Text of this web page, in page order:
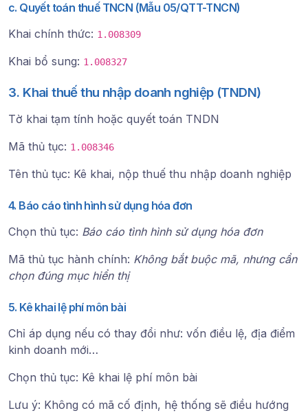
c. Quyết toán thuế TNCN (Mẫu 05/QTT-TNCN)
Khai chính thức: 1.008309
Khai bổ sung: 1.008327
3. Khai thuế thu nhập doanh nghiệp (TNDN)
Tờ khai tạm tính hoặc quyết toán TNDN
Mã thủ tục: 1.008346
Tên thủ tục: Kê khai, nộp thuế thu nhập doanh nghiệp
4. Báo cáo tình hình sử dụng hóa đơn
Chọn thủ tục: Báo cáo tình hình sử dụng hóa đơn
Mã thủ tục hành chính: Không bắt buộc mã, nhưng cần
chọn đúng mục hiển thị
5. Kê khai lệ phí môn bài
Chỉ áp dụng nếu có thay đổi như: vốn điều lệ, địa điểm
kinh doanh mới…
Chọn thủ tục: Kê khai lệ phí môn bài
Lưu ý: Không có mã cố định, hệ thống sẽ điều hướng